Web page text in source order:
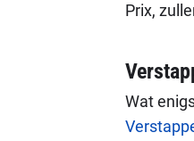
Prix,
Wat